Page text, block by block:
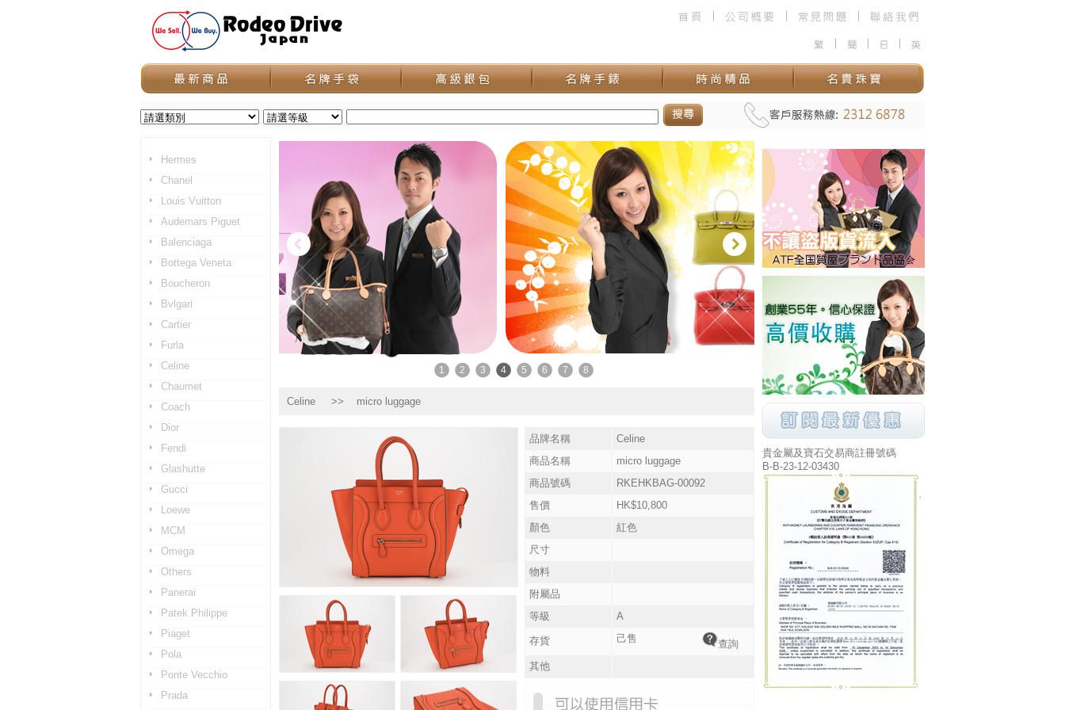
Hermes
Chanel
Louis Vuitton
Audemars Piguet
Balenciaga
Bottega Veneta
Boucheron
Bvlgari
Cartier
Furla
Celine
Chaumet
Coach
Dior
Fendi
Glashutte
Gucci
Loewe
MCM
Omega
Others
Panerai
Patek Philippe
Piaget
Pola
Ponte Vecchio
Prada
1 2 3 4 5 6 7 8
Celine >> micro luggage
品牌名稱
Celine
商品名稱
micro luggage
商品號碼
RKEHKBAG-00092
售價
HK$10,800
顏色
紅色
尺寸
物料
附屬品
等級
A
存貨 己售
查詢
其他
貴金屬及寶石交易商註冊號碼
B-B-23-12-03430